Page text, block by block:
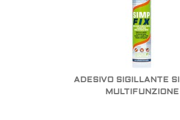
ADESIVO SIGILLANTE
MULTIFUNZIONE